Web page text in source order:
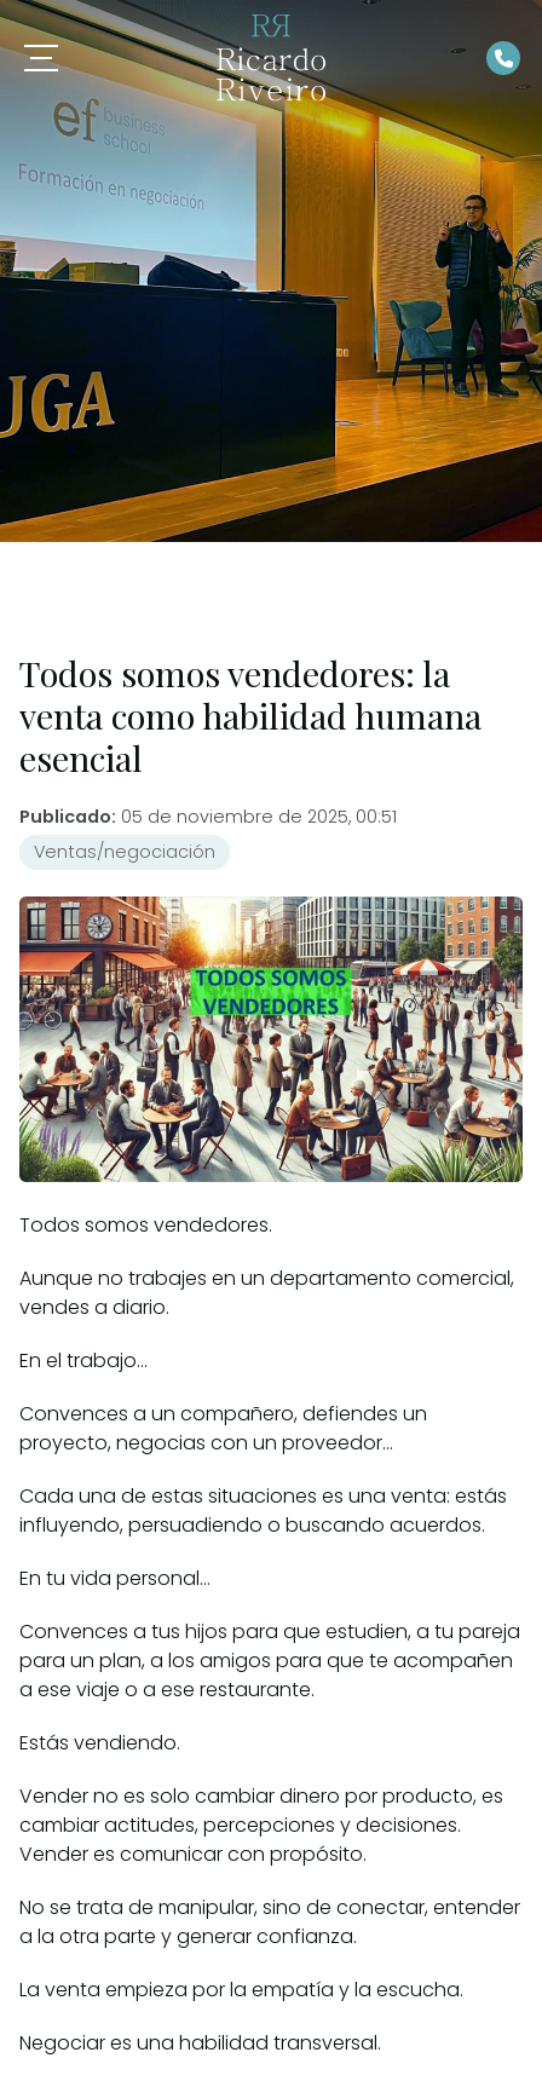
Todos somos vendedores: la
venta como habilidad humana
esencial
Publicado: 05 de noviembre de 2025, 00:51
Ventas/negociación
Todos somos vendedores.
Aunque no trabajes en un departamento comercial,
vendes a diario.
En el trabajo…
Convences a un compañero, defiendes un
proyecto, negocias con un proveedor…
Cada una de estas situaciones es una venta: estás
influyendo, persuadiendo o buscando acuerdos.
En tu vida personal…
Convences a tus hijos para que estudien, a tu pareja
para un plan, a los amigos para que te acompañen
a ese viaje o a ese restaurante.
Estás vendiendo.
Vender no es solo cambiar dinero por producto, es
cambiar actitudes, percepciones y decisiones.
Vender es comunicar con propósito.
No se trata de manipular, sino de conectar, entender
a la otra parte y generar confianza.
La venta empieza por la empatía y la escucha.
Negociar es una habilidad transversal.